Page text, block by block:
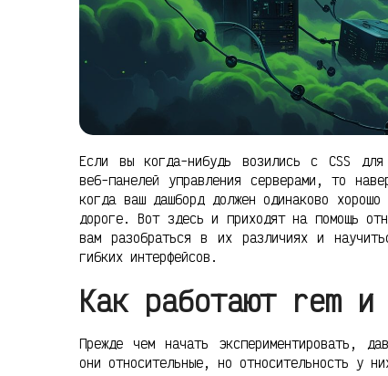
Если вы когда-нибудь возились с CSS для
веб-панелей управления серверами, то
когда ваш дашборд должен одинаково
дороге. Вот здесь и приходят на помощь
вам разобраться в их различиях и
гибких интерфейсов.
Как работают rem и
Прежде чем начать экспериментировать,
они относительные, но относительность у